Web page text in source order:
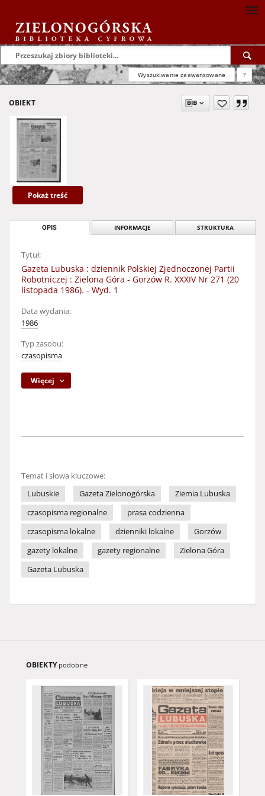
Wyszukiwanie zaawansowane ?
OBIEKT
Pokaż treść
OPIS INFORMACJE STRUKTURA
Tytuł:
Gazeta Lubuska : dziennik Polskiej Zjednoczonej Partii
Robotniczej : Zielona Góra - Gorzów R. XXXIV Nr 271 (20
listopada 1986). - Wyd. 1
Data wydania:
1986
Typ zasobu:
czasopisma
Więcej
Temat i słowa kluczowe:
Lubuskie
Gazeta Zielonogórska
Ziemia Lubuska
czasopisma regionalne
prasa codzienna
czasopisma lokalne
dzienniki lokalne
Gorzów
gazety lokalne
gazety regionalne
Zielona Góra
Gazeta Lubuska
OBIEKTY podobne